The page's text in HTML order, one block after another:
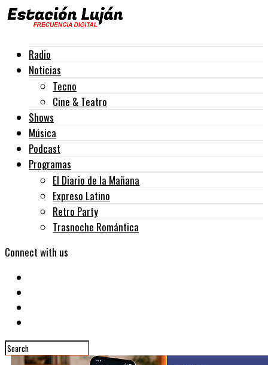
Radio
Noticias
Tecno
Cine & Teatro
Shows
Música
Podcast
Programas
El Diario de la Mañana
Expreso Latino
Retro Party
Trasnoche Romántica
Connect with us